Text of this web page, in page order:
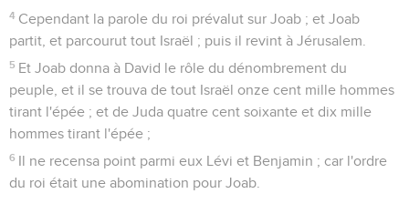
4 Cependant la parole du roi prévalut sur Joab ; et Joab
partit, et parcourut tout Israël ; puis il revint à Jérusalem.
5 Et Joab donna à David le rôle du dénombrement du
peuple, et il se trouva de tout Israël onze cent mille hommes
tirant l'épée ; et de Juda quatre cent soixante et dix mille
hommes tirant l'épée ;
6 Il ne recensa point parmi eux Lévi et Benjamin ; car l'ordre
du roi était une abomination pour Joab.